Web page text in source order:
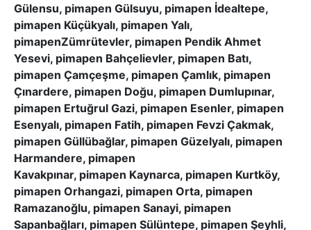
Gülensu, pimapen Gülsuyu, pimapen İdealtepe,
pimapen Küçükyalı, pimapen Yalı,
pimapenZümrütevler, pimapen Pendik Ahmet
Yesevi, pimapen Bahçelievler, pimapen Batı,
pimapen Çamçeşme, pimapen Çamlık, pimapen
Çınardere, pimapen Doğu, pimapen Dumlupınar,
pimapen Ertuğrul Gazi, pimapen Esenler, pimapen
Esenyalı, pimapen Fatih, pimapen Fevzi Çakmak,
pimapen Güllübağlar, pimapen Güzelyalı, pimapen
Harmandere, pimapen
Kavakpınar, pimapen Kaynarca, pimapen Kurtköy,
pimapen Orhangazi, pimapen Orta, pimapen
Ramazanoğlu, pimapen Sanayi, pimapen
Sapanbağları, pimapen Sülüntepe, pimapen Şeyhli,